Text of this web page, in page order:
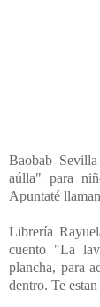
Baobab
aúlla" para
Apuntaté
Librería
cuento "La
plancha, para
dentro. Te